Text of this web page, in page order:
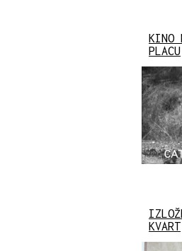
KINO
PLACU
KVART